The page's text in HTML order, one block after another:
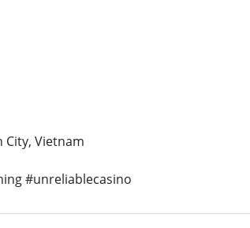
City, Vietnam
#unreliablecasino